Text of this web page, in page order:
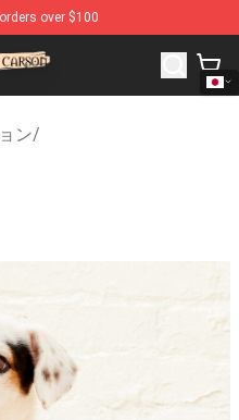
over $100
Ken Carson Merchandise
ン/